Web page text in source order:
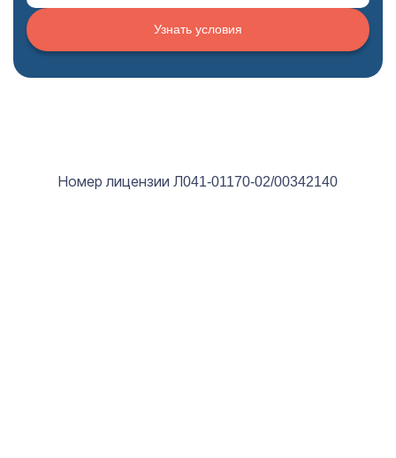
Узнать условия
Номер лицензии Л041-01170-02/00342140